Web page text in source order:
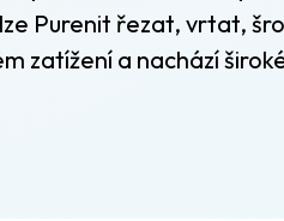
Purenit řezat, vrtat,
zatížení a nachází